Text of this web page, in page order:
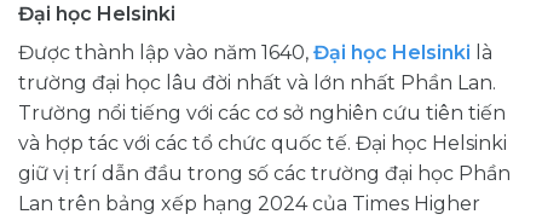
Đại học Helsinki
Được thành lập vào năm 1640, Đại học Helsinki là
trường đại học lâu đời nhất và lớn nhất Phần Lan.
Trường nổi tiếng với các cơ sở nghiên cứu tiên tiến
và hợp tác với các tổ chức quốc tế. Đại học Helsinki
giữ vị trí dẫn đầu trong số các trường đại học Phần
Lan trên bảng xếp hạng 2024 của Times Higher